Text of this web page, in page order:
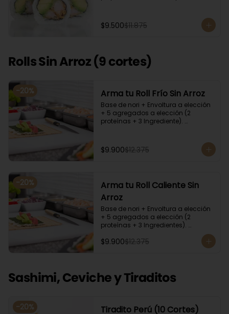
$9.500$11.875
Rolls Sin Arroz (9 cortes)
-20% Arma tu Roll Frío Sin Arroz
Base de nori + Envoltura a elección
+ 5 agregados a elección (2
proteínas + 3 Ingrediente).
relleno palta y/o queso crema para
que el roll pueda compactar y ser
$9.900$12.375
-20%
Arma tu Roll Caliente Sin
Arroz
Base de nori + Envoltura a elección
+ 5 agregados a elección (2
proteínas + 3 Ingredientes).
Acompañado con salsa de soya.
Recomendamos incluir en el relleno
palta y/o queso crema para que el
$9.900$12.375
Sashimi, Ceviche y Tiraditos
-20% Tiradito Perú (10 Cortes)